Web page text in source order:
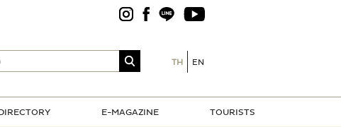
TH EN
E-MAGAZINE TOURISTS